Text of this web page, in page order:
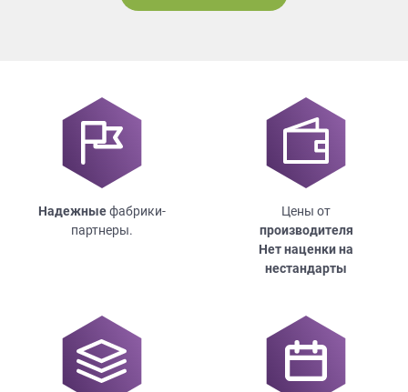
Надежныефабрики-
партнеры.
Цены от
производителя
Нет наценки на
нестандарты